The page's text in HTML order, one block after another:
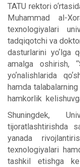
TATU rektori
Muhammad al-
texnologiyalari
tadqiqotchi va
dasturlarini yoʼlga
amalga oshirish,
yoʼnalishlarida
hamda
hamkorlik
Shuningdek,
tijoratlashtirishda
yanada
texnologiyalari
tashkil etishga